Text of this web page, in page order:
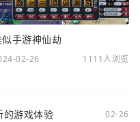
似手游神仙劫
02-26 1111人浏览
的游戏体验 02-26